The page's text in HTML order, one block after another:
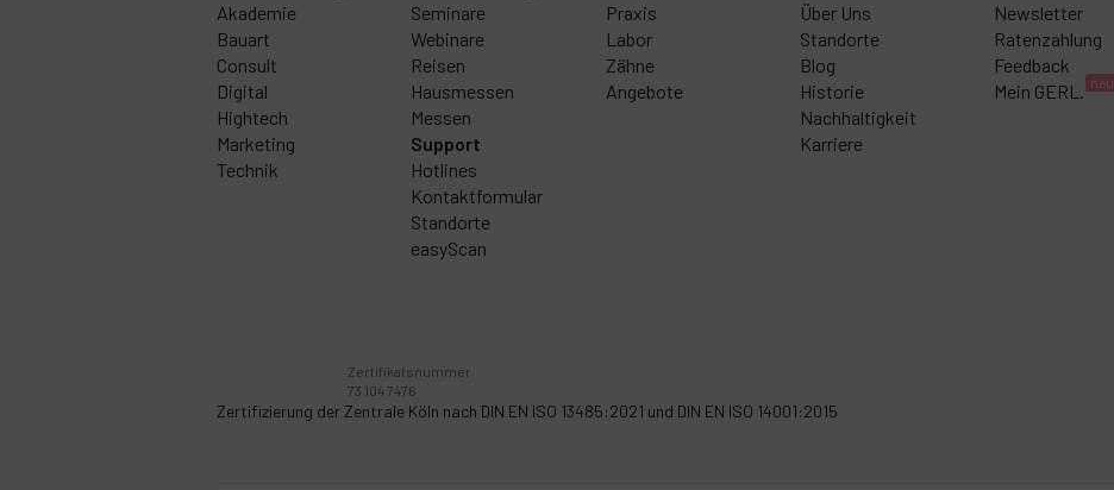
Akademie
Bauart
Consult
Digital
Hightech
Marketing
Technik
Seminare
Webinare
Reisen
Hausmessen
Messen
Support
Hotlines
Kontaktformular
Standorte
easyScan
Praxis
Labor
Zähne
Angebote
Über Uns
Standorte
Blog
Historie
Nachhaltigkeit
Karriere
Newsletter
Ratenzahlung
Feedback
neu
Mein GERL.
Zertifikatsnummer
73 104 7476
Zertifizierung der Zentrale Köln nach DIN EN ISO 13485:2021 und DIN EN ISO 14001:2015